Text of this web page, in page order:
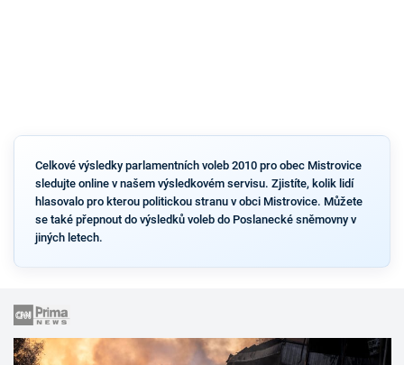
Celkové výsledky parlamentních voleb 2010 pro obec Mistrovice
sledujte online v našem výsledkovém servisu. Zjistíte, kolik lidí
hlasovalo pro kterou politickou stranu v obci Mistrovice. Můžete
se také přepnout do výsledků voleb do Poslanecké sněmovny v
jiných letech.